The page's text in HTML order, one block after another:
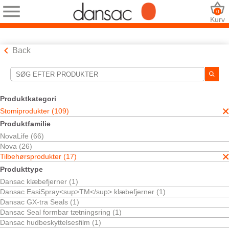
Kurv
0
Back
Produktkategori
Stomiprodukter (109)
Produktfamilie
NovaLife (66)
Nova (26)
Tilbehørsprodukter (17)
Produkttype
Dansac klæbefjerner (1)
Dansac EasiSpray<sup>TM</sup> klæbefjerner (1)
Dansac GX-tra Seals (1)
Dansac Seal formbar tætningsring (1)
Dansac hudbeskyttelsesfilm (1)
Søgeværktøjer
Dine valg:
Stomiprodukter
Tilbehørsprodukter
Irrigation
Dit valg matchede1resultater
Sortér efter: